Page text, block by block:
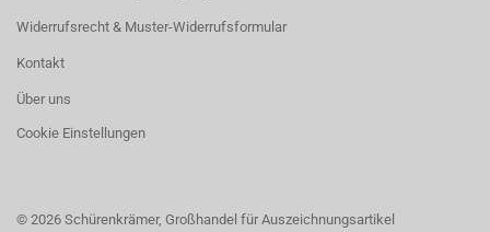
Widerrufsrecht & Muster-Widerrufsformular
Kontakt
Über uns
Cookie Einstellungen
© 2026 Schürenkrämer, Großhandel für Auszeichnungsartikel